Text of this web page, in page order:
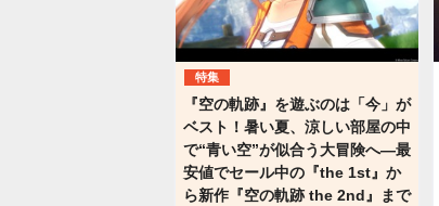
特集
『空の軌跡』を遊ぶのは「今」が
ベスト！暑い夏、涼しい部屋の中
で“青い空”が似合う大冒険へ―最
安値でセール中の『the 1st』か
ら新作『空の軌跡 the 2nd』まで